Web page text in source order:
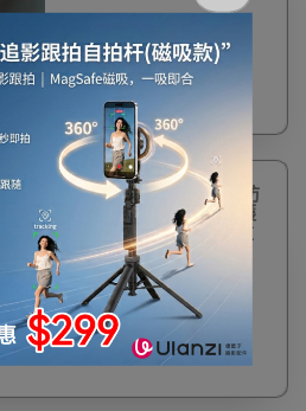
$32 $55
85%
一體式太空透明防
霧面罩 | 180度防護
| 可多次使用 - 兒童
款
$8 $55